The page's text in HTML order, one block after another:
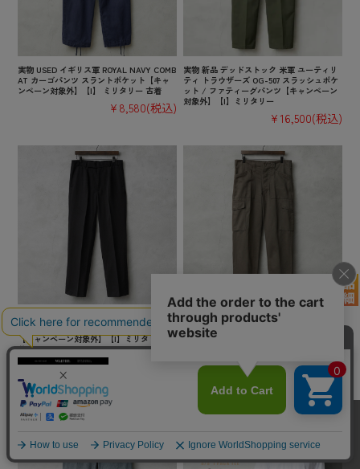
実物 USED イギリス軍 ROYAL NAVY COMB
AT カーゴパンツ スラントポケット【キャ
ンペーン対象外】【I】 ミリタリー 古着
¥8,580(税込)
実物 新品 デッドストック 米軍 ユーティリ
ティ トラウザーズ OG-507 スラッシュポケ
ット / ファティーグパンツ【キャンペーン
対象外】【I】ミリタリー
¥16,500(税込)
実物 USED イギリス軍 ROYAL NAVY No.3
Dress トラウザーズ / オフィサーパンツ
【キャンペーン対象外】【I】ミリタリー 古
着
実物 新品 デッドストック オーストリア軍
M-75 コットンツイル ファティーグ カーゴ
パンツ ノータック【キャンペーン対象外】
¥7,480(税込)